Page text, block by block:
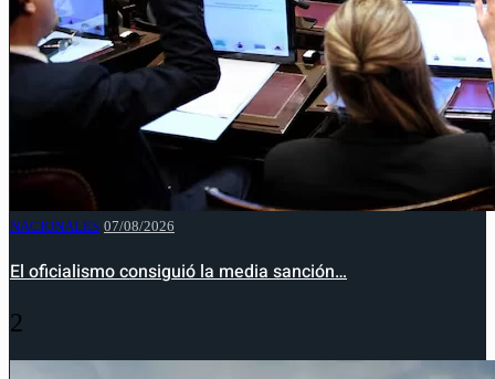
NACIONALES 07/08/2026
El oficialismo consiguió la media sanción…
2